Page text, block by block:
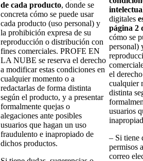
de cada producto, donde se
concreta cómo se puede usar
cada producto (uso personal) y
la prohibición expresa de su
reproducción o distribución con
fines comerciales. PROFE EN
LA NUBE se reserva el derecho
a modificar estas condiciones en
cualquier momento o a
redactarlas de forma distinta
según el producto, y a presentar
formalmente quejas o
alegaciones ante posibles
usuarios que hagan un uso
fraudulento e inapropiado de
dichos productos.
digitales
página 2
cómo se
personal)
el
cualquier
distinta
usuarios
– Si tiene
permisos
correo